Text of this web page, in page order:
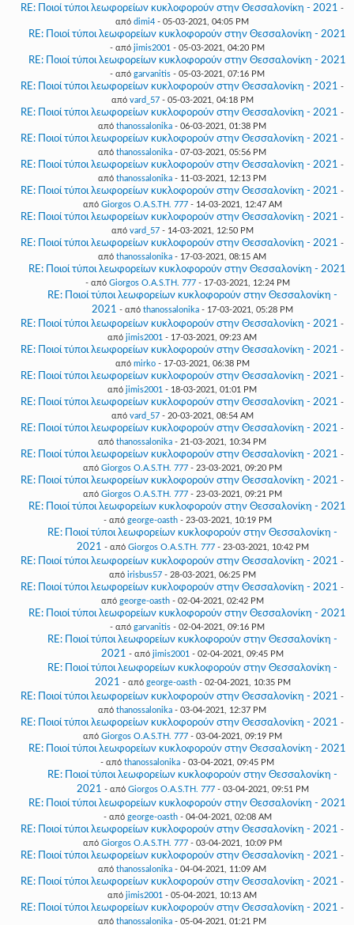
RE: Ποιοί τύποι λεωφορείων κυκλοφορούν στην Θεσσαλονίκη - 2021 -
από dimi4 - 05-03-2021, 04:05 PM
RE: Ποιοί τύποι λεωφορείων κυκλοφορούν στην Θεσσαλονίκη - 2021
- από jimis2001 - 05-03-2021, 04:20 PM
RE: Ποιοί τύποι λεωφορείων κυκλοφορούν στην Θεσσαλονίκη - 2021
- από garvanitis - 05-03-2021, 07:16 PM
RE: Ποιοί τύποι λεωφορείων κυκλοφορούν στην Θεσσαλονίκη - 2021 -
από vard_57- 05-03-2021, 04:18 PM
RE: Ποιοί τύποι λεωφορείων κυκλοφορούν στην Θεσσαλονίκη - 2021 -
από thanossalonika - 06-03-2021, 01:38 PM
RE: Ποιοί τύποι λεωφορείων κυκλοφορούν στην Θεσσαλονίκη - 2021 -
από thanossalonika - 07-03-2021, 05:56 PM
RE: Ποιοί τύποι λεωφορείων κυκλοφορούν στην Θεσσαλονίκη - 2021 -
από thanossalonika - 11-03-2021, 12:13 PM
RE: Ποιοί τύποι λεωφορείων κυκλοφορούν στην Θεσσαλονίκη - 2021 -
από Giorgos O.A.S.TH. 777- 14-03-2021, 12:47 AM
RE: Ποιοί τύποι λεωφορείων κυκλοφορούν στην Θεσσαλονίκη - 2021 -
από vard_57- 14-03-2021, 12:50 PM
RE: Ποιοί τύποι λεωφορείων κυκλοφορούν στην Θεσσαλονίκη - 2021 -
από thanossalonika - 17-03-2021, 08:15 AM
RE: Ποιοί τύποι λεωφορείων κυκλοφορούν στην Θεσσαλονίκη - 2021
- από Giorgos O.A.S.TH. 777- 17-03-2021, 12:24 PM
RE: Ποιοί τύποι λεωφορείων κυκλοφορούν στην Θεσσαλονίκη -
2021 - από thanossalonika - 17-03-2021, 05:28 PM
RE: Ποιοί τύποι λεωφορείων κυκλοφορούν στην Θεσσαλονίκη - 2021 -
από jimis2001 - 17-03-2021, 09:23 AM
RE: Ποιοί τύποι λεωφορείων κυκλοφορούν στην Θεσσαλονίκη - 2021 -
από mirko- 17-03-2021, 06:38 PM
RE: Ποιοί τύποι λεωφορείων κυκλοφορούν στην Θεσσαλονίκη - 2021 -
από jimis2001 - 18-03-2021, 01:01 PM
RE: Ποιοί τύποι λεωφορείων κυκλοφορούν στην Θεσσαλονίκη - 2021 -
από vard_57- 20-03-2021, 08:54 AM
RE: Ποιοί τύποι λεωφορείων κυκλοφορούν στην Θεσσαλονίκη - 2021 -
από thanossalonika - 21-03-2021, 10:34 PM
RE: Ποιοί τύποι λεωφορείων κυκλοφορούν στην Θεσσαλονίκη - 2021 -
από Giorgos O.A.S.TH. 777- 23-03-2021, 09:20 PM
RE: Ποιοί τύποι λεωφορείων κυκλοφορούν στην Θεσσαλονίκη - 2021 -
από Giorgos O.A.S.TH. 777- 23-03-2021, 09:21 PM
RE: Ποιοί τύποι λεωφορείων κυκλοφορούν στην Θεσσαλονίκη - 2021
- από george-oasth- 23-03-2021, 10:19 PM
RE: Ποιοί τύποι λεωφορείων κυκλοφορούν στην Θεσσαλονίκη -
2021 - από Giorgos O.A.S.TH. 777- 23-03-2021, 10:42 PM
RE: Ποιοί τύποι λεωφορείων κυκλοφορούν στην Θεσσαλονίκη - 2021 -
από irisbus57- 28-03-2021, 06:25 PM
RE: Ποιοί τύποι λεωφορείων κυκλοφορούν στην Θεσσαλονίκη - 2021 -
από george-oasth- 02-04-2021, 02:42 PM
RE: Ποιοί τύποι λεωφορείων κυκλοφορούν στην Θεσσαλονίκη - 2021
- από garvanitis - 02-04-2021, 09:16 PM
RE: Ποιοί τύποι λεωφορείων κυκλοφορούν στην Θεσσαλονίκη -
2021 - από jimis2001 - 02-04-2021, 09:45 PM
RE: Ποιοί τύποι λεωφορείων κυκλοφορούν στην Θεσσαλονίκη -
2021 - από george-oasth- 02-04-2021, 10:35 PM
RE: Ποιοί τύποι λεωφορείων κυκλοφορούν στην Θεσσαλονίκη - 2021 -
από thanossalonika - 03-04-2021, 12:37 PM
RE: Ποιοί τύποι λεωφορείων κυκλοφορούν στην Θεσσαλονίκη - 2021 -
από Giorgos O.A.S.TH. 777- 03-04-2021, 09:19 PM
RE: Ποιοί τύποι λεωφορείων κυκλοφορούν στην Θεσσαλονίκη - 2021
- από thanossalonika - 03-04-2021, 09:45 PM
RE: Ποιοί τύποι λεωφορείων κυκλοφορούν στην Θεσσαλονίκη -
2021 - από Giorgos O.A.S.TH. 777- 03-04-2021, 09:51 PM
RE: Ποιοί τύποι λεωφορείων κυκλοφορούν στην Θεσσαλονίκη - 2021
- από george-oasth- 04-04-2021, 02:08 AM
RE: Ποιοί τύποι λεωφορείων κυκλοφορούν στην Θεσσαλονίκη - 2021 -
από Giorgos O.A.S.TH. 777- 03-04-2021, 10:09 PM
RE: Ποιοί τύποι λεωφορείων κυκλοφορούν στην Θεσσαλονίκη - 2021 -
από thanossalonika - 04-04-2021, 11:09 AM
RE: Ποιοί τύποι λεωφορείων κυκλοφορούν στην Θεσσαλονίκη - 2021 -
από jimis2001 - 05-04-2021, 10:13 AM
RE: Ποιοί τύποι λεωφορείων κυκλοφορούν στην Θεσσαλονίκη - 2021 -
από thanossalonika - 05-04-2021, 01:21 PM